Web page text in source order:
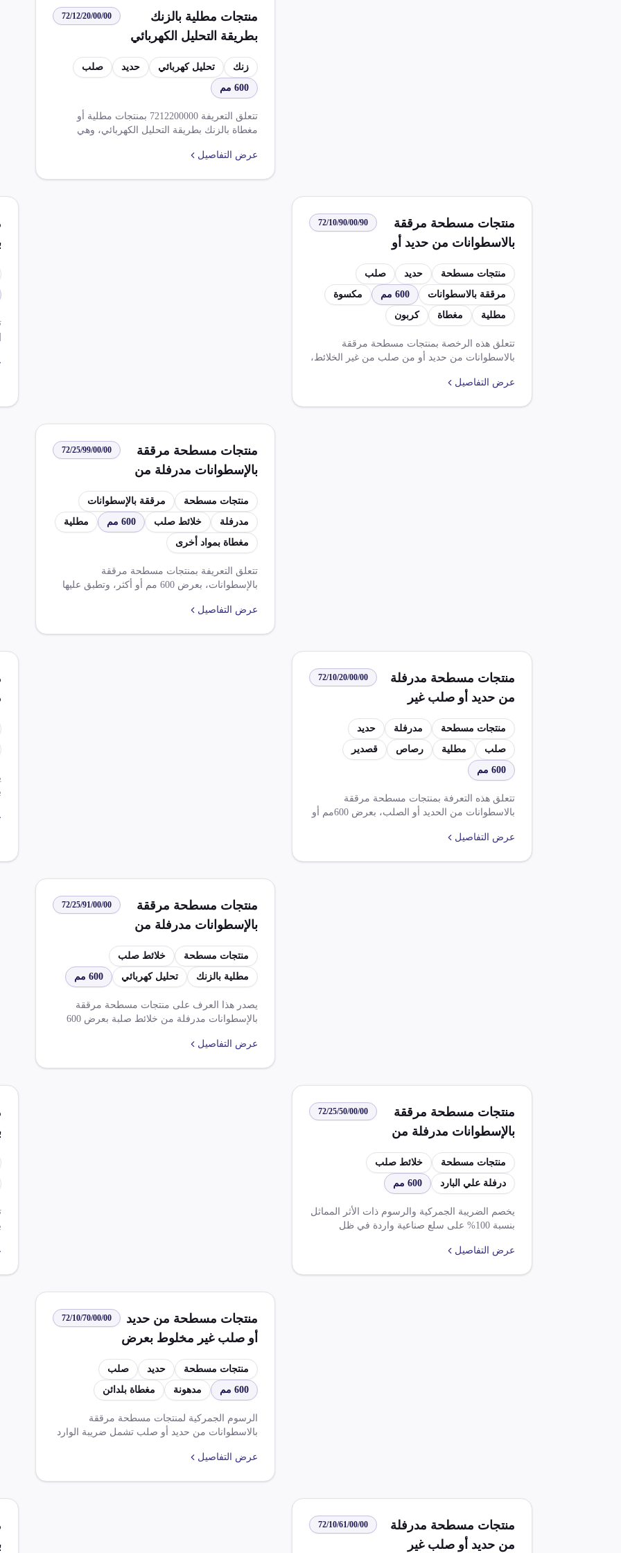
منتجات مطلية بالزنك
بطريقة التحليل الكهربائي
مسطحة مرققة
بالاسطوانات من حديد أو
صلب غير خلائط بعرض
أقل من 600 مم
72/12/20/00/00
زنك تحليل كهربائي حديد
صلب
600 مم
تتعلق التعريفة 7212200000 بمنتجات مطلية أو
مغطاة بالزنك بطريقة التحليل الكهربائي، وهي
عرض التفاصيل
منتجات مسطحة مرققة
بالاسطوانات من حديد أو
صلب غير مخلوط بعرض
600 مم أو أكثر مكسوة أو
مطلية أو مغطاة أخرى
تحتوي على 0.6% أو أكثر
من الكربون
72/10/90/00/90
منتجات مسطحة حديد
صلب
مرققة بالاسطوانات
600 مم
مكسوة
مطلية
مغطاة كربون
تتعلق هذه الرخصة بمنتجات مسطحة مرققة
بالاسطوانات من حديد أو من صلب من غير الخلائط،
على هذه المنتجات بنسب معينة. يوجد استثناءات
عرض التفاصيل
منتجات مسطحة مرققة
بالإسطوانات مدرفلة من
خلائط صلب بعرض 600 مم
أو أكثر مطلية أو مغطاة
بمواد أخرى
72/25/99/00/00
منتجات مسطحة
مرققة بالإسطوانات
مدرفلة
خلائط صلب 600 مم
مطلية
مغطاة بمواد أخرى
تتعلق التعريفة بمنتجات مسطحة مرققة
بالإسطوانات، بعرض 600 مم أو أكثر، وتطبق عليها
بنسبة 14.000%. يجب الحصول على موافقة مختومةعرض التفاصيل
منتجات مسطحة مدرفلة
من حديد أو صلب غير
خلائط بعرض 600 مم أو
أكثر مطلية أو مغطاة
بالرصاص أو بخليط
الرصاص والقصدير
72/10/20/00/00
منتجات مسطحة مدرفلة
حديد
صلب
مطلية رصاص
قصدير
600 مم
تتعلق هذه التعرفة بمنتجات مسطحة مرققة
بالاسطوانات من الحديد أو الصلب، بعرض 600مم أو
عرض التفاصيل
منتجات مسطحة مرققة
بالإسطوانات مدرفلة من
خلائط صلب بعرض 600 مم
أو أكثر مطلية أو مغطاة
بالزنك بطريقة التحليل
الكهربائي
72/25/91/00/00
منتجات مسطحة
خلائط صلب
مطلية بالزنك
تحليل كهربائي 600 مم
يصدر هذا العرف على منتجات مسطحة مرققة
بالإسطوانات مدرفلة من خلائط صلبة بعرض 600
الكهربائي.
عرض التفاصيل
منتجات مسطحة مرققة
بالإسطوانات مدرفلة من
خلائط صلب بعرض 600 مم
أو أكثر غير مشغولة بأكثر
من الدرفلة علي البارد
72/25/50/00/00
منتجات مسطحة
خلائط صلب
درفلة علي البارد
600 مم
يخصم الضريبة الجمركية والرسوم ذات الأثر المماثل
بنسبة 100% على سلع صناعية واردة في ظل
بنسبة 100% على الصناعات الواردة بموجب اتفاقعرض التفاصيل
منتجات مسطحة من حديد
أو صلب غير مخلوط بعرض
600 مم أو أكثر مدهونة أو
مغطاة بلدائن
72/10/70/00/00
منتجات مسطحة حديد
صلب
600 مم
مدهونة مغطاة بلدائن
الرسوم الجمركية لمنتجات مسطحة مرققة
بالاسطوانات من حديد أو صلب تشمل ضريبة الوارد
14.000%. يتطلب استيراد هذه المنتجات موافقة
عرض التفاصيل
منتجات مسطحة مدرفلة
من حديد أو صلب غير
72/10/61/00/00